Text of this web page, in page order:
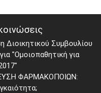
Διοικητικού Συμβουλίου
"Ομοιοπαθητική για
ΦΑΡΜΑΚΟΠΟΙΩΝ: